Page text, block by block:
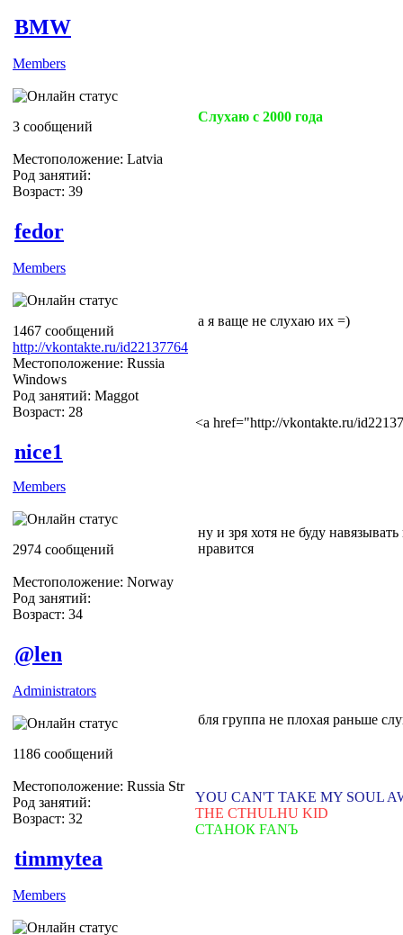
BMW
Members
3 сообщений
Местоположение: Latvia
Род занятий:
Возраст: 39
Слухаю с 2000 года
fedor
Members
1467 сообщений
http://vkontakte.ru/id22137764
Местоположение: Russia
Windows
Род занятий: Maggot
Возраст: 28
а я ваще не слухаю их =)
<a href="http://vkontakte.ru/
nice1
Members
2974 сообщений
Местоположение: Norway
Род занятий:
Возраст: 34
ну и зря хотя не буду
нравится
@len
Administrators
1186 сообщений
Местоположение: Russia Str
Род занятий:
Возраст: 32
бля группа не плохая раньше
YOU CAN'T TAKE MY SOUL
THE CTHULHU KID
СТАНОК FANЪ
timmytea
Members